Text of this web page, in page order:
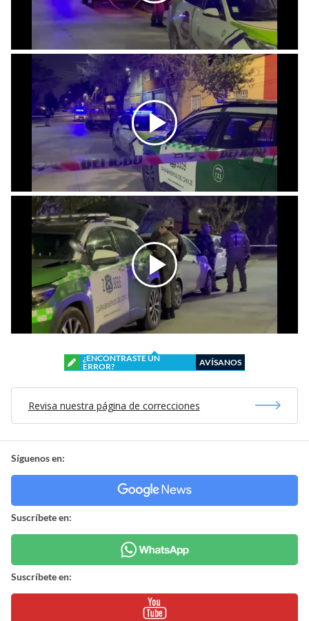
¿ENCONTRASTE UN
ERROR?
AVÍSANOS
Revisa nuestra página de correcciones
Síguenos en:
Suscríbete en:
Suscríbete en: